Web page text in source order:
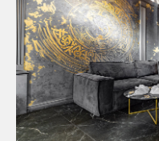
это
в